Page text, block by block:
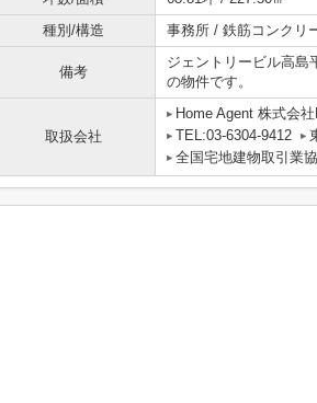
種別/構造
事務所 / 鉄筋コンクリ
備考
ジェントリービル高島
の物件です。
取扱会社
Home Agent 株式会
TEL:03-6304-9412
全国宅地建物取引業